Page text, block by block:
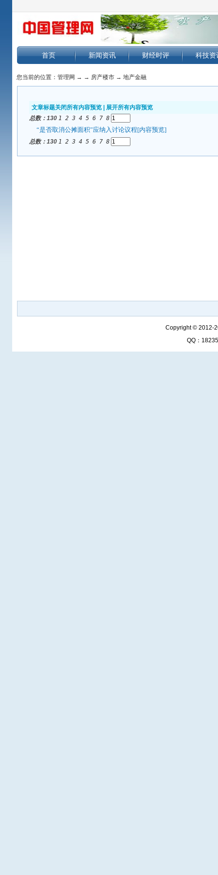
首页 新闻资讯 财经时评 科技资
您当前的位置： 管理网 → → 房产楼市 → 地产金融
文章标题关闭所有内容预览
展开所有内容预览
总数：130 1 2 3 4 5 6 7 8
“是否取消公摊面积”应纳入讨论议程[内容预览]
总数：130 1 2 3 4 5 6 7 8
Copyright © 2012-
QQ：